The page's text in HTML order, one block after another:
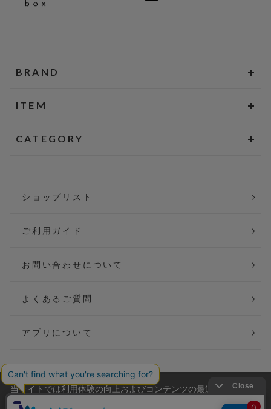
BRAND
ITEM
CATEGORY
ショップリスト
ご利用ガイド
お問い合わせについて
よくあるご質問
アプリについて
会社概要
当サイトでは利用体験の向上およびコンテンツの最適な提供、ト
ラフィックの分析を目的としてCookieを使用しています。